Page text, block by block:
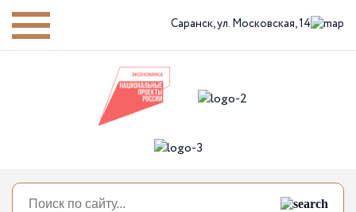
Саранск,ул. Московская, 14